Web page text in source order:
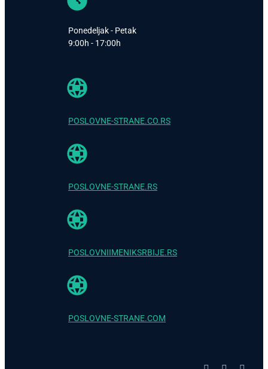
Ponedeljak - Petak
9:00h - 17:00h
POSLOVNE-STRANE.CO.RS
POSLOVNE-STRANE.RS
POSLOVNIIMENIKSRBIJE.RS
POSLOVNE-STRANE.COM